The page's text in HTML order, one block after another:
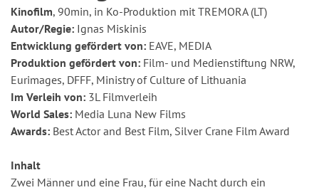
Kinofilm, 90min, in Ko-Produktion mit TREMORA (LT)
Autor/Regie: Ignas Miskinis
Entwicklung gefördert von: EAVE, MEDIA
Produktion gefördert von: Film- und Medienstiftung NRW,
Eurimages, DFFF, Ministry of Culture of Lithuania
Im Verleih von: 3L Filmverleih
World Sales: Media Luna New Films
Awards: Best Actor and Best Film, Silver Crane Film Award
Inhalt
Zwei Männer und eine Frau, für eine Nacht durch ein